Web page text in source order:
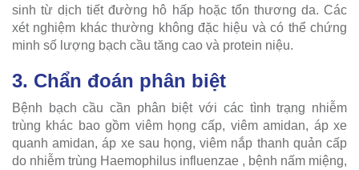
sinh từ dịch tiết đường hô hấp hoặc tổn thương da. Các
xét nghiệm khác thường không đặc hiệu và có thể chứng
minh số lượng bạch cầu tăng cao và protein niệu.
3. Chẩn đoán phân biệt
Bệnh bạch cầu cần phân biệt với các tình trạng nhiễm
trùng khác bao gồm viêm họng cấp, viêm amidan, áp xe
quanh amidan, áp xe sau họng, viêm nắp thanh quản cấp
do nhiễm trùng Haemophilus influenzae , bệnh nấm miệng,